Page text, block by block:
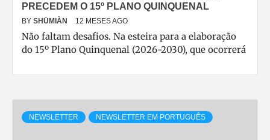
PRECEDEM O 15º PLANO QUINQUENAL
BY SHŪMIÀN 12 MESES AGO
Não faltam desafios. Na esteira para a elaboração
do 15º Plano Quinquenal (2026-2030), que ocorrerá
NEWSLETTER NEWSLETTER EM PORTUGUÊS